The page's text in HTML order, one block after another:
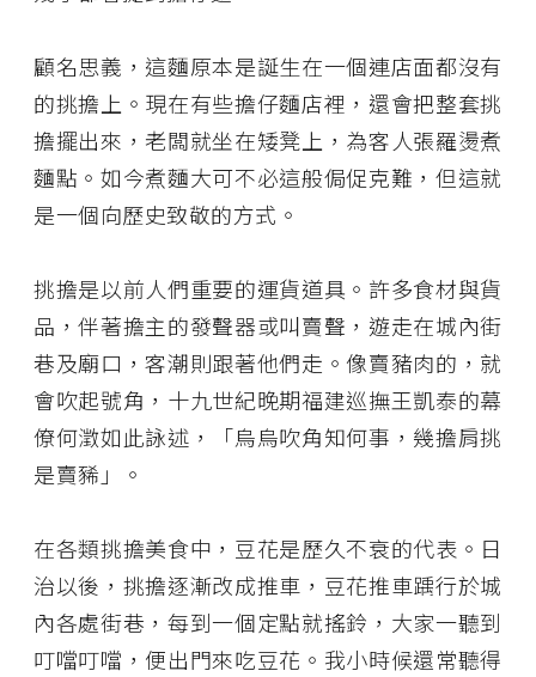
顧名思義，這麵原本是誕生在一個連店面都沒有
的挑擔上。現在有些擔仔麵店裡，還會把整套挑
擔擺出來，老闆就坐在矮凳上，為客人張羅燙煮
麵點。如今煮麵大可不必這般侷促克難，但這就
是一個向歷史致敬的方式。
挑擔是以前人們重要的運貨道具。許多食材與貨
品，伴著擔主的發聲器或叫賣聲，遊走在城內街
巷及廟口，客潮則跟著他們走。像賣豬肉的，就
會吹起號角，十九世紀晚期福建巡撫王凱泰的幕
僚何澂如此詠述，「烏烏吹角知何事，幾擔肩挑
是賣豨」。
在各類挑擔美食中，豆花是歷久不衰的代表。日
治以後，挑擔逐漸改成推車，豆花推車踽行於城
內各處街巷，每到一個定點就搖鈴，大家一聽到
叮噹叮噹，便出門來吃豆花。我小時候還常聽得